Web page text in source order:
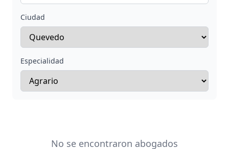
Ciudad
Especialidad
No se encontraron abogados